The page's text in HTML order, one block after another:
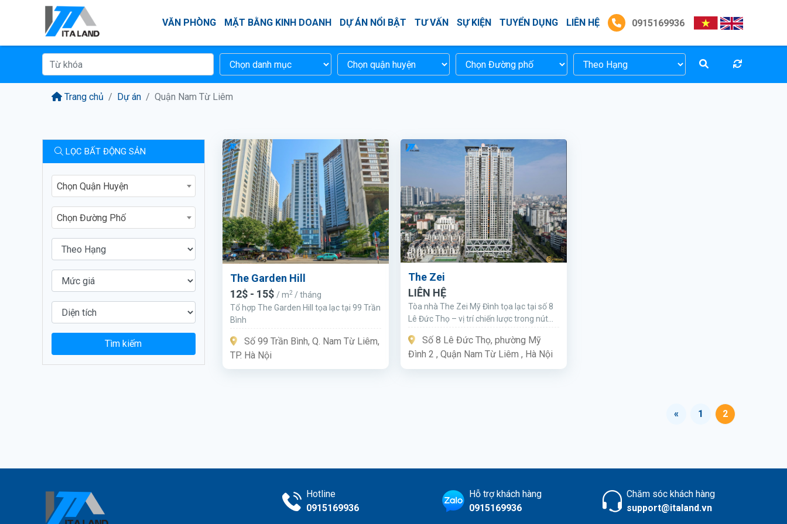
VĂN PHÒNG MẶT BẰNG KINH DOANH DỰ ÁN NỔI BẬT TƯ VẤN SỰ KIỆN TUYỂN DỤNG LIÊN HỆ 0915169936
Trang chủ Dự án Quận Nam Từ Liêm
LỌC BẤT ĐỘNG SẢN
Chọn Quận Huyện
Chọn Đường Phố
Tìm kiếm
The Garden Hill
12$ - 15$ / m2/ tháng
Tổ hợp The Garden Hill tọa lạc tại 99 Trần
Bình
Số 99 Trần Bình, Q. Nam Từ Liêm,
TP. Hà Nội
The Zei
LIÊN HỆ
Tòa nhà The Zei Mỹ Đình tọa lạc tại số 8
Lê Đức Thọ – vị trí chiến lược trong nút
nhà hướng ra đường Lê Đức Thọ, kết nối
nhanh chóng ra những tuyến đường
trọng yếu như Lê Quang Đạo, Phạm
Số 8 Lê Đức Thọ, phường Mỹ
Đình 2 , Quận Nam Từ Liêm , Hà Nội
« 1 2
Hotline
0915169936
Hỗ trợ khách hàng
0915169936
Chăm sóc khách hàng
support@italand.vn